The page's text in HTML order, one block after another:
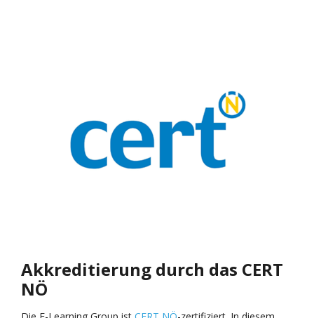
Akkreditierung durch das CERT
NÖ